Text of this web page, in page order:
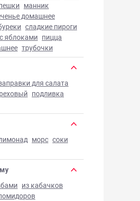
манник
домашнее
сладкие пироги
яблоками пицца
трубочки
для салата
подливка
морс соки
из кабачков